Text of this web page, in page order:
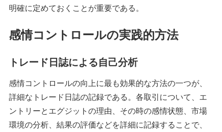
明確に定めておくことが重要である。
感情コントロールの実践的方法
トレード日誌による自己分析
感情コントロールの向上に最も効果的な方法の一つが、
詳細なトレード日誌の記録である。各取引について、エ
ントリーとエグジットの理由、その時の感情状態、市場
環境の分析、結果の評価などを詳細に記録することで、